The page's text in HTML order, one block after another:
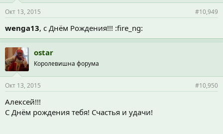
Окт 13, 2015 #10,949
wenga13, с Днём Рождения!!! :fire_ng:
ostar
Королевишна форума
Окт 13, 2015 #10,950
Алексей!!!
С Днём рождения тебя! Счастья и удачи!